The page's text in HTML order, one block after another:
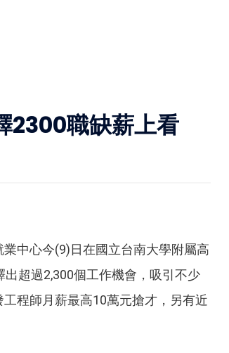
2300職缺薪上看
中心今(9)日在國立台南大學附屬高
超過2,300個工作機會，吸引不少
程師月薪最高10萬元搶才，另有近